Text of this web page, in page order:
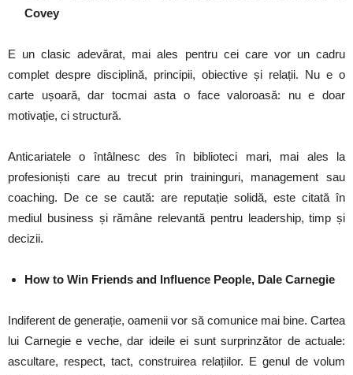
Covey
E un clasic adevărat, mai ales pentru cei care vor un cadru
complet despre disciplină, principii, obiective și relații. Nu e o
carte ușoară, dar tocmai asta o face valoroasă: nu e doar
motivație, ci structură.
Anticariatele o întâlnesc des în biblioteci mari, mai ales la
profesioniști care au trecut prin traininguri, management sau
coaching. De ce se caută: are reputație solidă, este citată în
mediul business și rămâne relevantă pentru leadership, timp și
decizii.
How to Win Friends and Influence People, Dale Carnegie
Indiferent de generație, oamenii vor să comunice mai bine. Cartea
lui Carnegie e veche, dar ideile ei sunt surprinzător de actuale:
ascultare, respect, tact, construirea relațiilor. E genul de volum